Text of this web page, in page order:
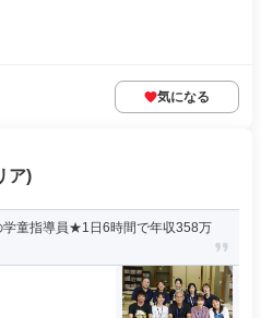
気になる
ア)
学童指導員★1日6時間で年収358万